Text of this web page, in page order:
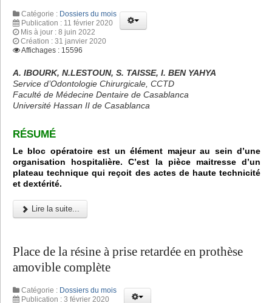
Catégorie : Dossiers du mois
Publication : 11 février 2020
Mis à jour : 8 juin 2022
Création : 31 janvier 2020
Affichages : 15596
A. IBOURK, N.LESTOUN, S. TAISSE, I. BEN YAHYA
Service d’Odontologie Chirurgicale, CCTD
Faculté de Médecine Dentaire de Casablanca
Université Hassan II de Casablanca
RÉSUMÉ
Le bloc opératoire est un élément majeur au sein d’une
organisation hospitalière. C’est la pièce maitresse d’un
plateau technique qui reçoit des actes de haute technicité
et dextérité.
Lire la suite...
Place de la résine à prise retardée en prothèse
amovible complète
Catégorie : Dossiers du mois
Publication : 3 février 2020